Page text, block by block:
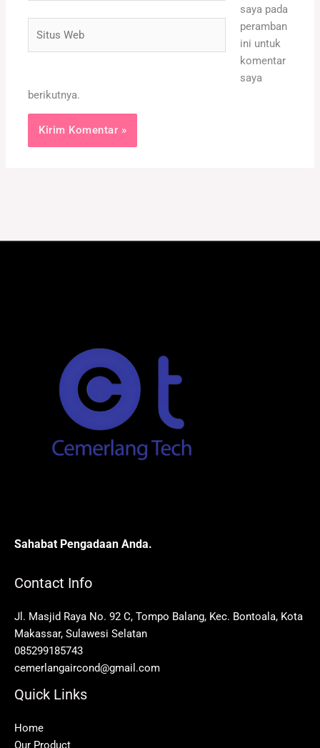
saya pada
peramban
ini untuk
komentar
saya
berikutnya.
Sahabat Pengadaan Anda.
Contact Info
Jl. Masjid Raya No. 92 C, Tompo Balang, Kec. Bontoala, Kota
Makassar, Sulawesi Selatan
085299185743
cemerlangaircond@gmail.com
Quick Links
Home
Our Product